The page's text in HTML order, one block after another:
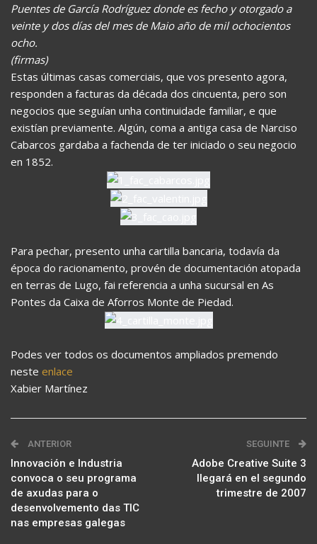
Puentes de García Rodríguez donde es fecho y otorgado a
veinte y dos días del mes de Maio año de mil ochocientos
ocho.
(firmas)
Estas últimas casas comerciais, que vos presento agora,
responden a facturas da década dos cincuenta, pero son
negocios que seguían unha continuidade familiar, e que
existían previamente. Algún, coma a antiga casa de Narciso
Cabarcos gardaba a fachenda de ter iniciado o seu negocio
en 1852.
Para pechar, presento unha cartilla bancaria, todavía da
época do racionamento, provén de documentación atopada
en terras de Lugo, fai referencia a unha sucursal en As
Pontes da Caixa de Aforros Monte de Piedad.
Podes ver todos os documentos ampliados premendo
neste enlace
Xabier Martínez
ANTERIOR
Innovación e Industria
convoca o seu programa
de axudas para o
desenvolvemento das TIC
nas empresas galegas
SEGUINTE
Adobe Creative Suite 3
llegará en el segundo
trimestre de 2007